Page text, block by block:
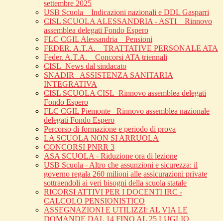
settembre 2025
USB Scuola _ Indicazioni nazionali e DDL Gasparri
CISL SCUOLA ALESSANDRIA - ASTI _ Rinnovo
assemblea delegati Fondo Espero
FLC CGIL Alessandria _ Pensioni
FEDER. A.T.A. _ TRATTATIVE PERSONALE ATA
Feder. A.T.A. _ Concorsi ATA triennali
CISL_News dal sindacato
SNADIR_ ASSISTENZA SANITARIA
INTEGRATIVA
CISL SCUOLA CISL_Rinnovo assemblea delegati
Fondo Espero
FLC CGIL Piemonte _Rinnovo assemblea nazionale
delegati Fondo Espero
Percorso di formazione e periodo di prova
LA SCUOLA NON SI ARRUOLA
CONCORSI PNRR 3
ASA SCUOLA - Riduzione ora di lezione
USB Scuola - Altro che assunzioni e sicurezza: il
governo regala 260 milioni alle assicurazioni private
sottraendoli ai veri bisogni della scuola statale
RICORSI ATTIVI PER I DOCENTI IRC -
CALCOLO PENSIONISTICO
ASSEGNAZIONI E UTILIZZI: AL VIA LE
DOMANDE DAL 14 FINO AL 25 LUGLIO